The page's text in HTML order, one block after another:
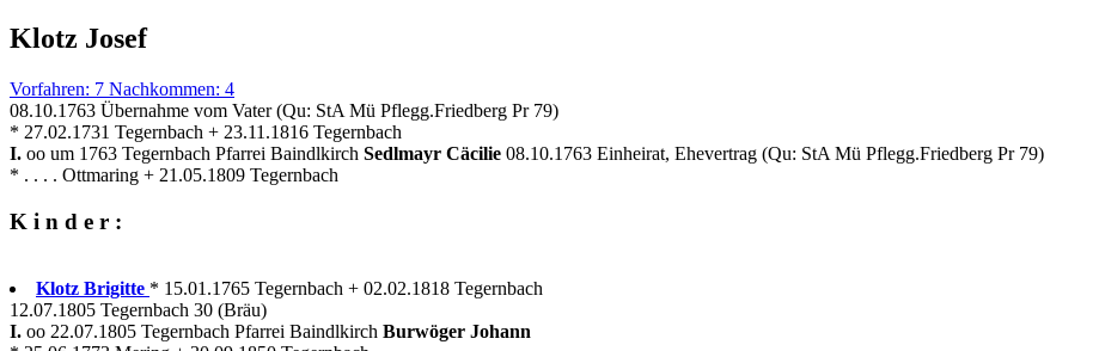
Klotz Josef
Vorfahren: 7 Nachkommen: 4
08.10.1763 Übernahme vom Vater (Qu: StA Mü Pflegg.Friedberg Pr 79)
* 27.02.1731 Tegernbach + 23.11.1816 Tegernbach
I. oo um 1763 Tegernbach Pfarrei Baindlkirch Sedlmayr Cäcilie 08.10.1763 Einheirat, Ehevertrag (Qu: StA Mü Pflegg.Friedberg Pr 79)
* . . . . Ottmaring + 21.05.1809 Tegernbach
K i n d e r :
Klotz Brigitte * 15.01.1765 Tegernbach + 02.02.1818 Tegernbach
12.07.1805 Tegernbach 30 (Bräu)
I. oo 22.07.1805 Tegernbach Pfarrei Baindlkirch Burwöger Johann